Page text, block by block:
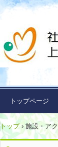
トップページ
トップ › 施設・ア